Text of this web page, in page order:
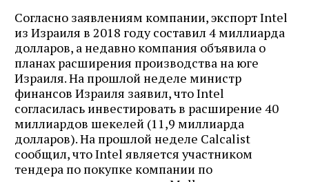
Согласно заявлениям компании, экспорт Intel
из Израиля в 2018 году составил 4 миллиарда
долларов, а недавно компания объявила о
планах расширения производства на юге
Израиля. На прошлой неделе министр
финансов Израиля заявил, что Intel
согласилась инвестировать в расширение 40
миллиардов шекелей (11,9 миллиарда
долларов). На прошлой неделе Calcalist
сообщил, что Intel является участником
тендера по покупке компании по